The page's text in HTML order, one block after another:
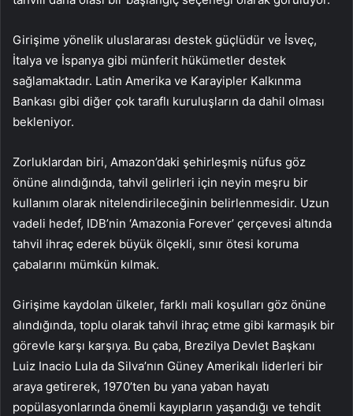
Girişime yönelik uluslararası destek güçlüdür ve İsveç,
İtalya ve İspanya gibi münferit hükümetler destek
sağlamaktadır. Latin Amerika ve Karayipler Kalkınma
Bankası gibi diğer çok taraflı kuruluşların da dahil olması
bekleniyor.
Zorluklardan biri, Amazon’daki şehirleşmiş nüfus göz
önüne alındığında, tahvil gelirleri için neyin meşru bir
kullanım olarak nitelendirileceğinin belirlenmesidir. Uzun
vadeli hedef, IDB’nin ‘Amazonia Forever’ çerçevesi altında
tahvil ihraç ederek büyük ölçekli, sınır ötesi koruma
çabalarını mümkün kılmak.
Girişime kaydolan ülkeler, farklı mali koşulları göz önüne
alındığında, toplu olarak tahvil ihraç etme gibi karmaşık bir
görevle karşı karşıya. Bu çaba, Brezilya Devlet Başkanı
Luiz Inacio Lula da Silva’nın Güney Amerikalı liderleri bir
araya getirerek, 1970’ten bu yana yaban hayatı
popülasyonlarında önemli kayıpların yaşandığı ve tehdit